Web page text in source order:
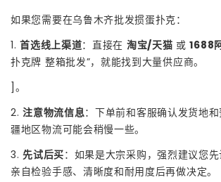
如果您需要在乌鲁木齐批发掼蛋扑克：
1.首选线上渠道：直接在 淘宝/天猫 或1688
扑克牌 整箱批发”，就能找到大量供应商。
]。
2.注意物流信息：下单前和客服确认发货地
疆地区物流可能会稍慢一些。
3.先试后买：如果是大宗采购，强烈建议您
亲自检验手感、清晰度和耐用度后再做决定。